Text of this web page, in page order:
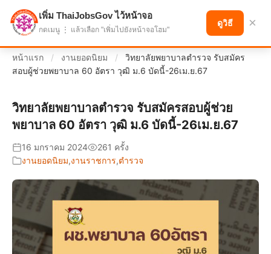
แบ่งปันโอกาส เพื่ออนาคตที่ก้าวหน้า
หน้าแรก / งานยอดนิยม /
วิทยาลัยพยาบาลตํารวจ รับสมัคร
สอบผู้ช่วยพยาบาล 60 อัตรา วุฒิ ม.6 บัดนี้-26เม.ย.67
วิทยาลัยพยาบาลตํารวจ รับสมัครสอบผู้ช่วย
พยาบาล 60 อัตรา วุฒิ ม.6 บัดนี้-26เม.ย.67
16 มกราคม 2024
261 ครั้ง
งานยอดนิยม,งานราชการ,ตำรวจ
เพิ่ม ThaiJobsGov ไว้หน้าจอ
กดเมนู ⋮ แล้วเลือก "เพิ่มไปยังหน้าจอโฮม"
ดูวิธี ×